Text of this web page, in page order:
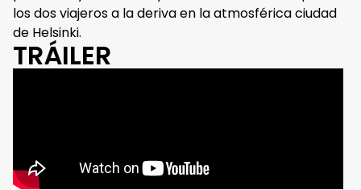
los dos viajeros a la deriva en la atmosférica ciudad
de Helsinki.
TRÁILER